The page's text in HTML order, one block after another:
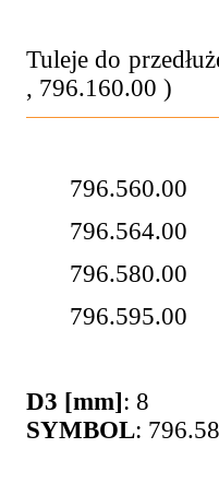
Tuleje do
, 796.160.00 )
D3 [mm]: 8
SYMBOL: